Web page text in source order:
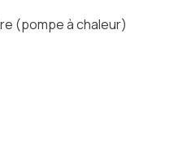
(pompe à chaleur)